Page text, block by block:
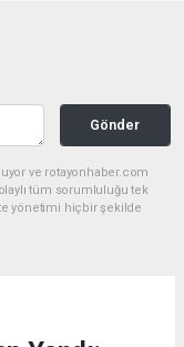
Gönder
ve rotayonhaber.com
tüm sorumluluğu tek
yönetimi hiçbir şekilde